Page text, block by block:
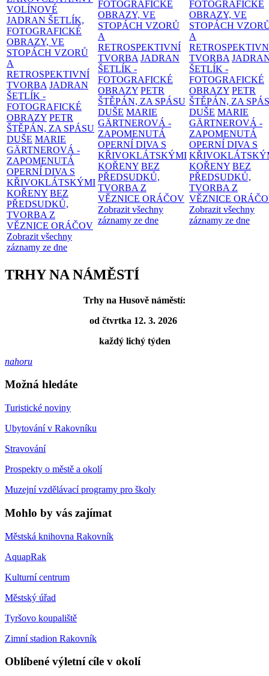
VOLÍNOVÉ
JADRAN ŠETLÍK,
FOTOGRAFICKÉ
OBRAZY, VE
STOPÁCH VZORŮ
A
RETROSPEKTIVNÍ
TVORBA JADRAN
ŠETLÍK -
FOTOGRAFICKÉ
OBRAZY PETR
ŠTĚPÁN, ZA SPÁSU
DUŠE MARIE
GÄRTNEROVÁ -
ZAPOMENUTÁ
OPERNÍ DIVA S
KŘIVOKLÁTSKÝMI
KOŘENY BEZ
PŘEDSUDKŮ,
TVORBA Z
VĚZNICE ORÁČOV
Zobrazit všechny
záznamy ze dne
FOTOGRAFICKÉ
OBRAZY, VE
STOPÁCH VZORŮ
A
RETROSPEKTIVNÍ
TVORBA JADRAN
ŠETLÍK -
FOTOGRAFICKÉ
OBRAZY PETR
ŠTĚPÁN, ZA SPÁSU
DUŠE MARIE
GÄRTNEROVÁ -
ZAPOMENUTÁ
OPERNÍ DIVA S
KŘIVOKLÁTSKÝMI
KOŘENY BEZ
PŘEDSUDKŮ,
TVORBA Z
VĚZNICE ORÁČOV
Zobrazit všechny
záznamy ze dne
FOTOGRAFICKÉ
OBRAZY, VE
STOPÁCH
A
TVORBA
ŠETLÍK -
FOTOGRAFICKÉ
OBRAZY PETR
ŠTĚPÁN, ZA
DUŠE MARIE
GÄRTNEROVÁ -
ZAPOMENUTÁ
OPERNÍ DIVA S
KOŘENY BEZ
PŘEDSUDKŮ,
TVORBA Z
VĚZNICE
Zobrazit všechny
záznamy ze dne
TRHY NA NÁMĚSTÍ
Trhy na Husově náměstí:
od čtvrtka 12. 3. 2026
každý lichý týden
nahoru
Možná hledáte
Turistické noviny
Ubytování v Rakovníku
Stravování
Prospekty o městě a okolí
Muzejní vzdělávací programy pro školy
Mohlo by vás zajímat
Městská knihovna Rakovník
AquapRak
Kulturní centrum
Městský úřad
Tyršovo koupaliště
Zimní stadion Rakovník
Oblíbené výletní cíle v okolí